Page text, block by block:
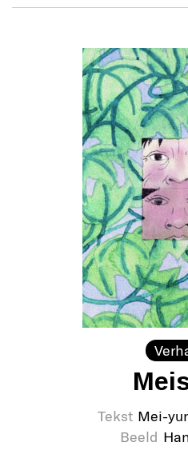
Tekst Mei-
Beeld